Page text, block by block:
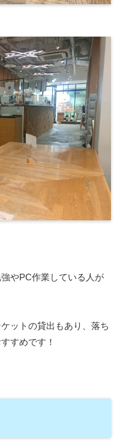
やPC作業している人が
ットの貸出もあり、落ち
すめです！